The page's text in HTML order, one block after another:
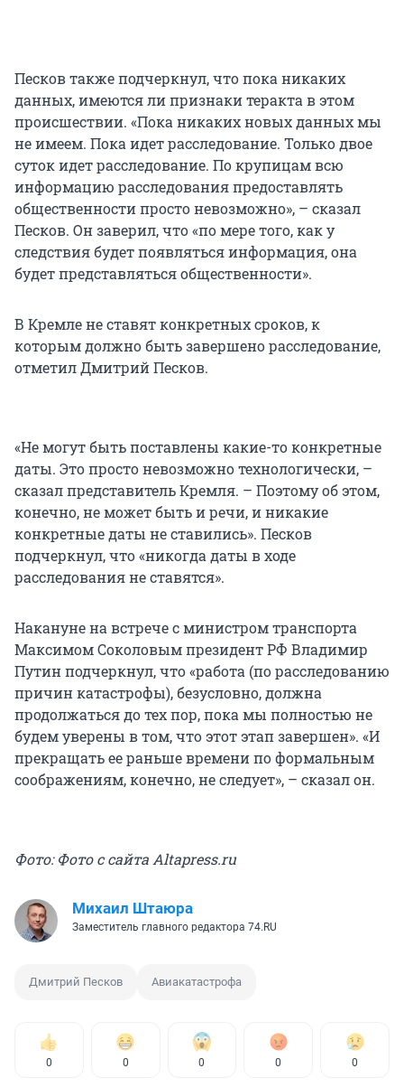
Песков также подчеркнул, что пока никаких
данных, имеются ли признаки теракта в этом
происшествии. «Пока никаких новых данных мы
не имеем. Пока идет расследование. Только двое
суток идет расследование. По крупицам всю
информацию расследования предоставлять
общественности просто невозможно», – сказал
Песков. Он заверил, что «по мере того, как у
следствия будет появляться информация, она
будет представляться общественности».
В Кремле не ставят конкретных сроков, к
которым должно быть завершено расследование,
отметил Дмитрий Песков.
«Не могут быть поставлены какие-то конкретные
даты. Это просто невозможно технологически, –
сказал представитель Кремля. – Поэтому об этом,
конечно, не может быть и речи, и никакие
конкретные даты не ставились». Песков
подчеркнул, что «никогда даты в ходе
расследования не ставятся».
Накануне на встрече с министром транспорта
Максимом Соколовым президент РФ Владимир
Путин подчеркнул, что «работа (по расследованию
причин катастрофы), безусловно, должна
продолжаться до тех пор, пока мы полностью не
будем уверены в том, что этот этап завершен». «И
прекращать ее раньше времени по формальным
соображениям, конечно, не следует», – сказал он.
Фото: Фото с сайта Аltapress.ru
Михаил Штаюра
Заместитель главного редактора 74.RU
Дмитрий Песков Авиакатастрофа
0 0 0 0 0